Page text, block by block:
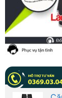
SẢN PHẨM